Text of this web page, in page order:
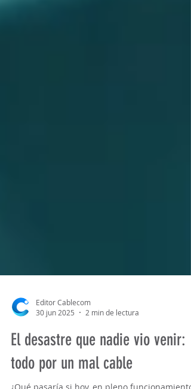
Editor Cablecom
30 jun 2025
2 min de lectura